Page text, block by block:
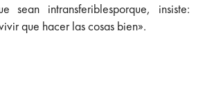
sean intransferiblesporque, insiste:
que hacer las cosas bien».